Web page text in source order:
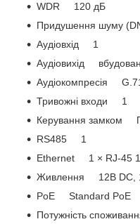
WDR 120 дБ
Придушення шуму
Аудіовхід 1
Аудіовихід
Аудіокомпресія
Тривожні входи 1
Керування замком
RS485 1
Ethernet 1 × RJ-45
Живлення 12В DC,
PoE Standard PoE
Потужність